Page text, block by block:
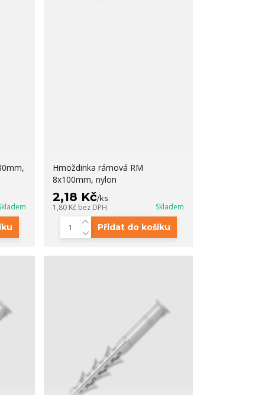
Hmoždinka rámová RM
8x100mm, nylon
2,18 Kč/ks
1,80 Kč bez DPH Skladem
Přidat do košíku